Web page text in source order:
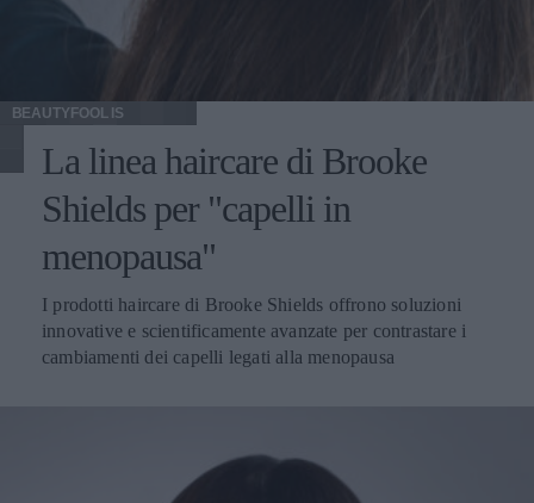
BEAUTYFOOL IS
La linea haircare di Brooke
Shields per "capelli in
menopausa"
I prodotti haircare di Brooke Shields offrono soluzioni
innovative e scientificamente avanzate per contrastare i
cambiamenti dei capelli legati alla menopausa